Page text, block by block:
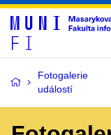
Fotogalerie
událostí